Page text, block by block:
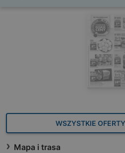
WSZYSTKIE
Mapa i trasa